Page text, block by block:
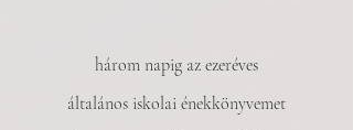
három napig az ezeréves
általános iskolai énekkönyvemet